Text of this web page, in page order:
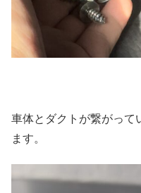
車体とダクトが繋がって
ます。